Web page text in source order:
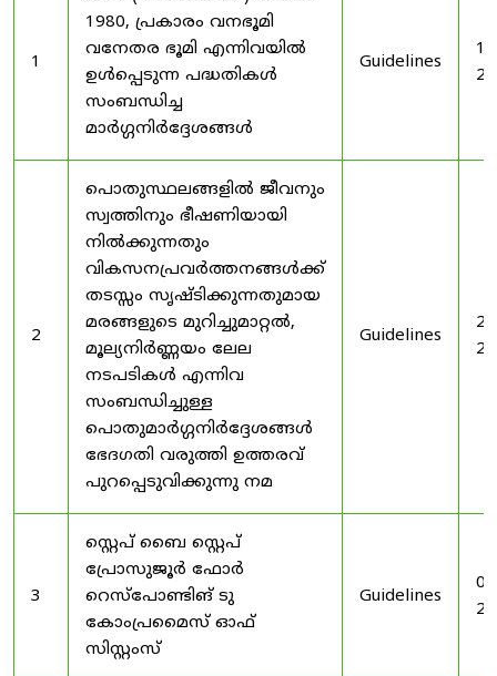
1
1980, പ്രകാരം വനഭൂമി
വനേതര ഭൂമി എന്നിവയിൽ
ഉൾപ്പെടുന്ന പദ്ധതികൾ
സംബന്ധിച്ച
മാർഗ്ഗനിർദ്ദേശങ്ങൾ
Guidelines
2
പൊതുസ്ഥലങ്ങളിൽ ജീവനും
സ്വത്തിനും ഭീഷണിയായി
നിൽക്കുന്നതും
വികസനപ്രവർത്തനങ്ങൾക്ക്
തടസ്സം സൃഷ്ടിക്കുന്നതുമായ
മരങ്ങളുടെ മുറിച്ചുമാറ്റൽ,
മൂല്യനിർണ്ണയം ലേല
നടപടികൾ എന്നിവ
സംബന്ധിച്ചുള്ള
പൊതുമാർഗ്ഗനിർദ്ദേശങ്ങൾ
ഭേദഗതി വരുത്തി ഉത്തരവ്
പുറപ്പെടുവിക്കുന്നു നമ
Guidelines
3
സ്റ്റെപ് ബൈ സ്റ്റെപ്
പ്രോസുജൂർ ഫോർ
റെസ്‌പോണ്ടിങ് ടു
കോംപ്രമൈസ് ഓഫ്
സിസ്റ്റംസ്
Guidelines